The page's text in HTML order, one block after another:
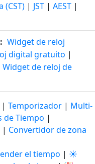
(CST) | JST | AEST |
Widget de reloj
digital gratuito |
Widget de reloj de
| Temporizador | Multi-
de Tiempo |
| Convertidor de zona
el tiempo | ☀️